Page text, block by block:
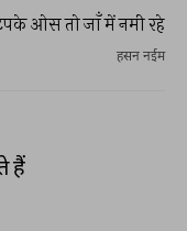
ओस तो जाँ में नमी रहे
हसन नईम
हैं